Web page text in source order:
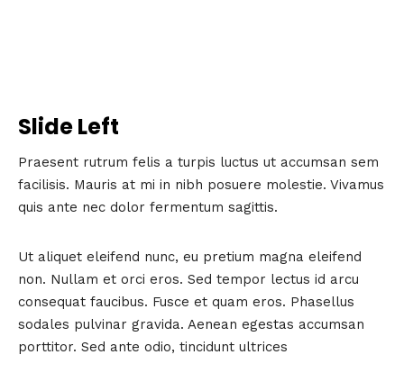
Slide Left
Praesent rutrum felis a turpis luctus ut accumsan sem
facilisis. Mauris at mi in nibh posuere molestie. Vivamus
quis ante nec dolor fermentum sagittis.
Ut aliquet eleifend nunc, eu pretium magna eleifend
non. Nullam et orci eros. Sed tempor lectus id arcu
consequat faucibus. Fusce et quam eros. Phasellus
sodales pulvinar gravida. Aenean egestas accumsan
porttitor. Sed ante odio, tincidunt ultrices